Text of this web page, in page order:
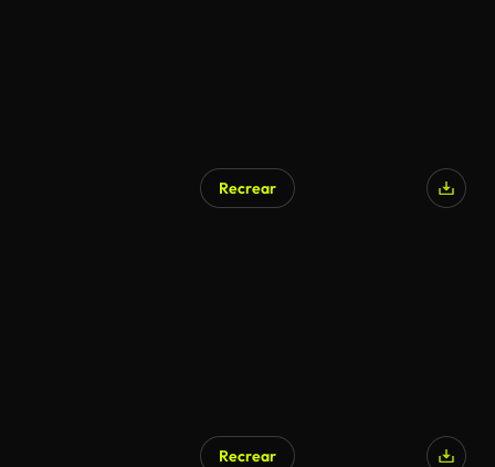
Recrear
Recrear